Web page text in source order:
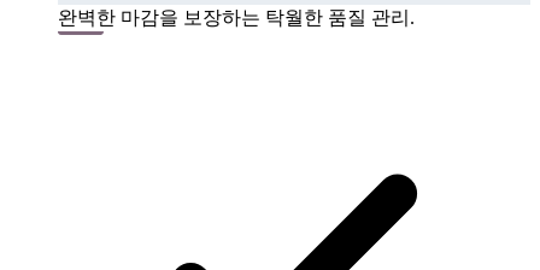
완벽한 마감을 보장하는 탁월한 품질 관리.